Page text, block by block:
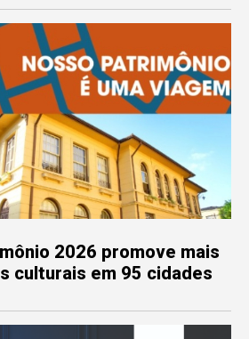
2026 promove mais
culturais em 95 cidades